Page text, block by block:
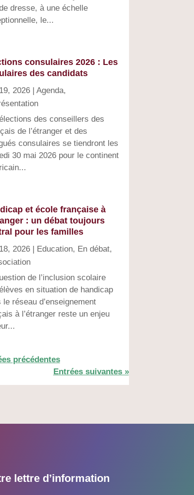
dresse, à une échelle
le...
consulaires 2026 : Les
des candidats
2026| Agenda,
des conseillers des
de l’étranger et des
consulaires se tiendront les
30 mai 2026 pour le continent
et école française à
: un débat toujours
pour les familles
2026| Education, En débat,
de l’inclusion scolaire
en situation de handicap
le réseau d’enseignement
à l’étranger reste un enjeu
précédentes
Entrées suivantes »
lettre d’information